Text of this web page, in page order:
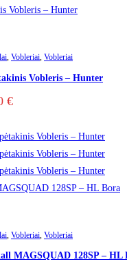
, Vobleriai, Vobleriai
Vobleris – Hunter
€
Vobleriai Vobleriai
MAGSQUAD 128SP – HL